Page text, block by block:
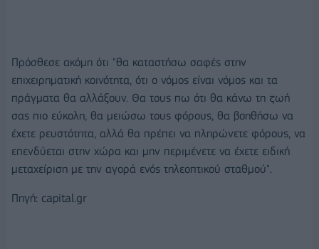
Πρόσθεσε ακόμη ότι "θα καταστήσω σαφές στην
επιχειρηματική κοινότητα, ότι ο νόμος είναι νόμος και τα
πράγματα θα αλλάξουν. Θα τους πω ότι θα κάνω τη ζωή
σας πιο εύκολη, θα μειώσω τους φόρους, θα βοηθήσω να
έχετε ρευστότητα, αλλά θα πρέπει να πληρώνετε φόρους, να
επενδύεται στην χώρα και μην περιμένετε να έχετε ειδική
μεταχείριση με την αγορά ενός τηλεοπτικού σταθμού".
Πηγή: capital.gr